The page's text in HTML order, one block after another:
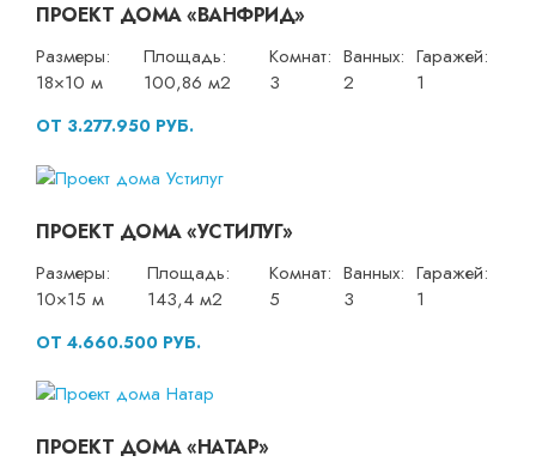
ПРОЕКТ ДОМА «ВАНФРИД»
Размеры:
18×10 м
Площадь:
100,86 м2
Комнат:
3
Ванных:
2
Гаражей:
1
ОТ 3.277.950 РУБ.
ПРОЕКТ ДОМА «УСТИЛУГ»
Размеры:
10×15 м
Площадь:
143,4 м2
Комнат:
5
Ванных:
3
Гаражей:
1
ОТ 4.660.500 РУБ.
ПРОЕКТ ДОМА «НАТАР»